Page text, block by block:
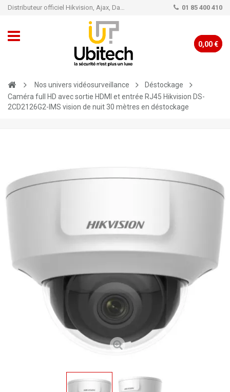
Distributeur officiel Hikvision, Ajax, Dahua, TP-Link - Caméra de vidéo surveillance - Alarme 01 85 400 410
0,00 €
Nos univers vidéosurveillance
Déstockage
Caméra full HD avec sortie HDMI et entrée RJ45 Hikvision DS-
2CD2126G2-IMS vision de nuit 30 mètres en déstockage